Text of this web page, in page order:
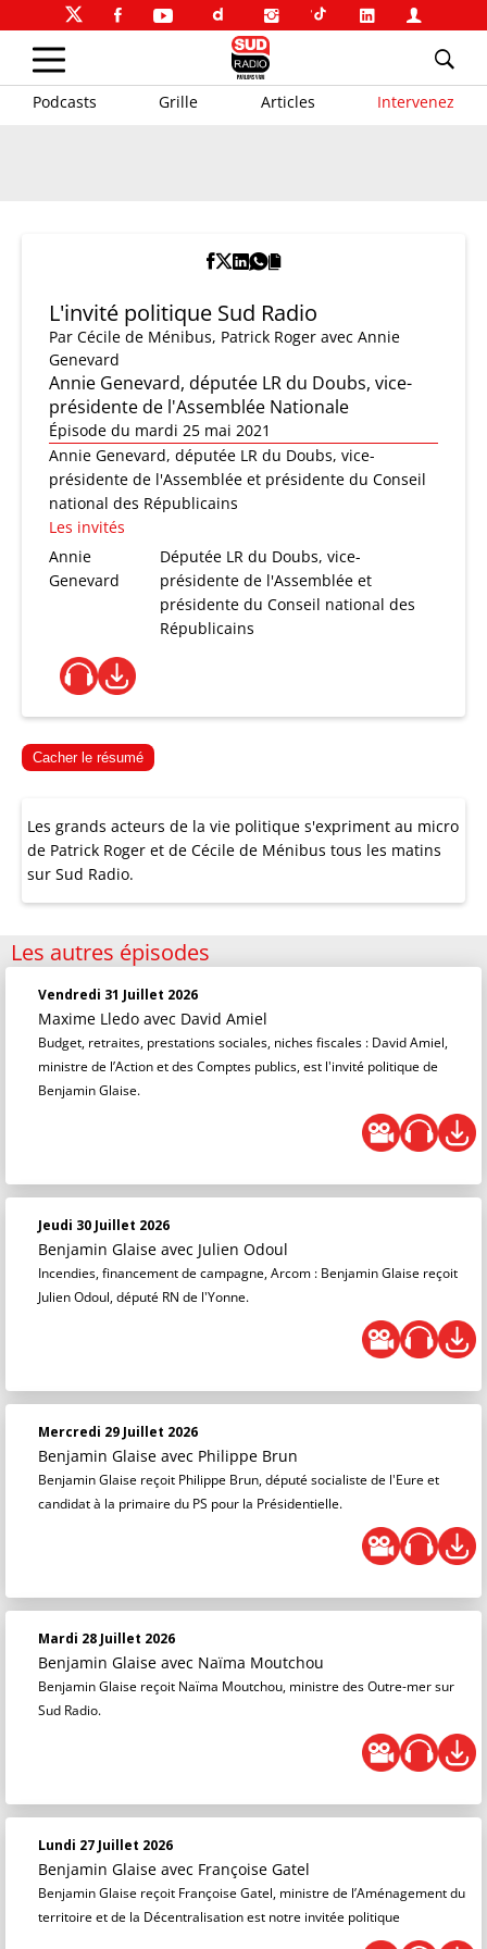
Podcasts Grille Articles Intervenez
L'invité politique Sud Radio
Par Cécile de Ménibus, Patrick Roger avec Annie
Genevard
Annie Genevard, députée LR du Doubs, vice-
présidente de l'Assemblée Nationale
Épisode du mardi 25 mai 2021
Annie Genevard, députée LR du Doubs, vice-
présidente de l'Assemblée et présidente du Conseil
national des Républicains
Les invités
Annie
Genevard
Députée LR du Doubs, vice-
présidente de l'Assemblée et
présidente du Conseil national des
Républicains
Cacher le résumé
Les grands acteurs de la vie politique s'expriment au micro
de Patrick Roger et de Cécile de Ménibus tous les matins
sur Sud Radio.
Les autres épisodes
Vendredi 31 Juillet 2026
Maxime Lledo avec David Amiel
Budget, retraites, prestations sociales, niches fiscales : David Amiel,
ministre de l’Action et des Comptes publics, est l'invité politique de
Benjamin Glaise.
Jeudi 30 Juillet 2026
Benjamin Glaise avec Julien Odoul
Incendies, financement de campagne, Arcom : Benjamin Glaise reçoit
Julien Odoul, député RN de l'Yonne.
Mercredi 29 Juillet 2026
Benjamin Glaise avec Philippe Brun
Benjamin Glaise reçoit Philippe Brun, député socialiste de l'Eure et
candidat à la primaire du PS pour la Présidentielle.
Mardi 28 Juillet 2026
Benjamin Glaise avec Naïma Moutchou
Benjamin Glaise reçoit Naïma Moutchou, ministre des Outre-mer sur
Sud Radio.
Lundi 27 Juillet 2026
Benjamin Glaise avec Françoise Gatel
Benjamin Glaise reçoit Françoise Gatel, ministre de l’Aménagement du
territoire et de la Décentralisation est notre invitée politique